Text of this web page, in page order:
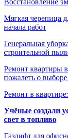
Мягкая черепица
начала работ
Генеральная
строительной
Ремонт квартиры
пожалеть о выборе
Ремонт в
Учёные создали
свет в топливо
Газлифт для